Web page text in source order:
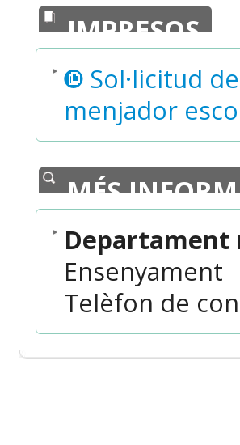
IMPRESOS
Sol·licitud
menjador
MÉS
Departament
Ensenyament
Telèfon de